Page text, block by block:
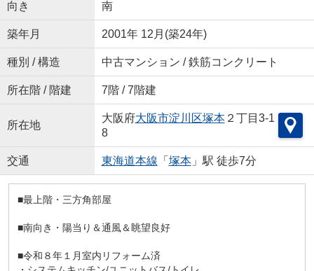
向き 南
築年月 2001年 12月(築24年)
種別 / 構造 中古マンション / 鉄筋コンクリート
所在階 / 階建 7階 / 7階建
所在地
大阪府大阪市淀川区塚本２丁目3-1
8
交通 東海道本線 「 塚本」駅 徒歩7分
■最上階・三方角部屋
■南向き・陽当り＆通風＆眺望良好
■令和８年１月室内リフォーム済